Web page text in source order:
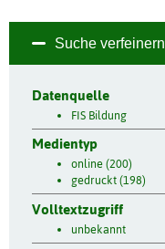
Suche verfeinern
Datenquelle
FIS Bildung
Medientyp
online (200)
gedruckt (198)
Volltextzugriff
unbekannt